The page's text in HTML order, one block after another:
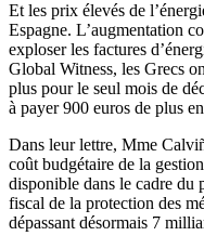
Et les prix élevés de
Espagne. L’augmentation
exploser les factures
Global Witness, les Grecs
plus pour le seul mois de
à payer 900 euros de plus
Dans leur lettre, Mme
coût budgétaire de la
disponible dans le cadre du
fiscal de la protection des
dépassant désormais 7